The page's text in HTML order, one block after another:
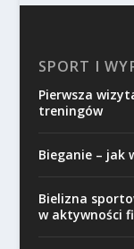
SPORT I
Pierwsza
treningów
Bieganie – jak
Bielizna
w aktywności